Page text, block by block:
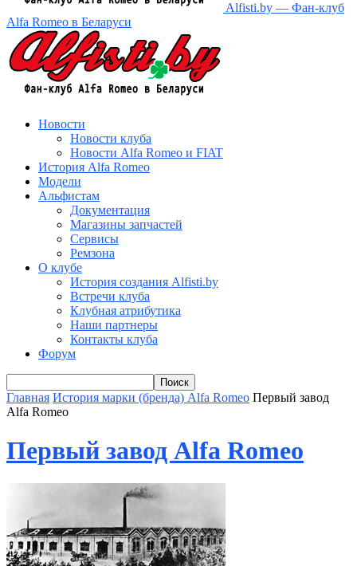
Alfisti.by — Фан-клуб
Alfa Romeo в Беларуси
Новости
Новости клуба
Новости Alfa Romeo и FIAT
История Alfa Romeo
Модели
Альфистам
Документация
Магазины запчастей
Сервисы
Ремзона
О клубе
История создания Alfisti.by
Встречи клуба
Клубная атрибутика
Наши партнеры
Контакты клуба
Форум
Главная История марки (бренда) Alfa Romeo Первый завод
Alfa Romeo
Первый завод Alfa Romeo